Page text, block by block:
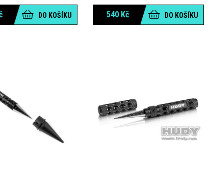
DO KOŠÍKU 540 Kč DO KOŠÍKU